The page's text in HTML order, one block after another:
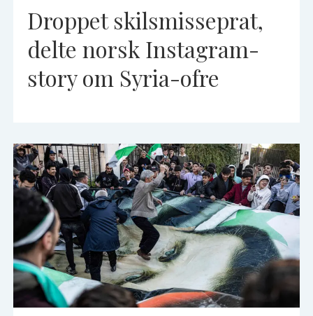
Droppet skilsmisseprat,
delte norsk Instagram-
story om Syria-ofre